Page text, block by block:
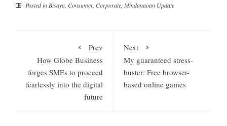
Posted in Bisaya Consumer, Corporate Mindanaoan Update
Prev
How Globe Business
forges SMEs to proceed
fearlessly into the digital
future
Next
My guaranteed stress-
buster: Free browser-
based online games